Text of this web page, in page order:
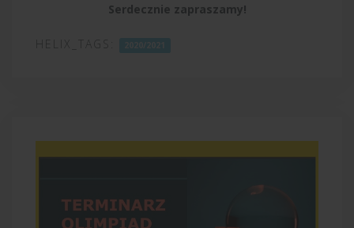
Serdecznie zapraszamy!
HELIX_TAGS: